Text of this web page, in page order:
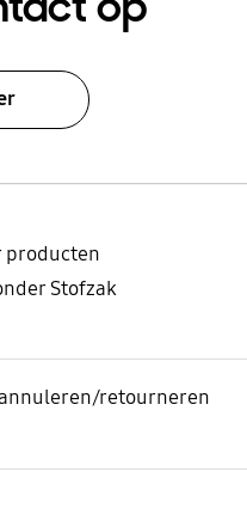
producten
Stofzak
retourneren